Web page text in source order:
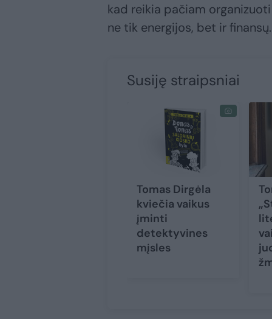
kad reikia pačiam
ne tik energijos, bet ir finansų.
Susiję straipsniai
Tomas Dirgėla
kviečia vaikus
įminti
detektyvines
mįsles